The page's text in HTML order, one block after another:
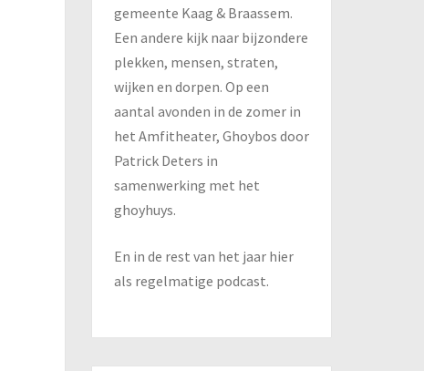
gemeente Kaag & Braassem.
Een andere kijk naar bijzondere
plekken, mensen, straten,
wijken en dorpen. Op een
aantal avonden in de zomer in
het Amfitheater, Ghoybos door
Patrick Deters in
samenwerking met het
ghoyhuys.
En in de rest van het jaar hier
als regelmatige podcast.